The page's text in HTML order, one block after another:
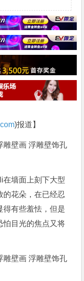
)报道】
在墙面上刻下大型
的花朵，在已经忍
得有些羞怯，但是
怕目光的焦点又将